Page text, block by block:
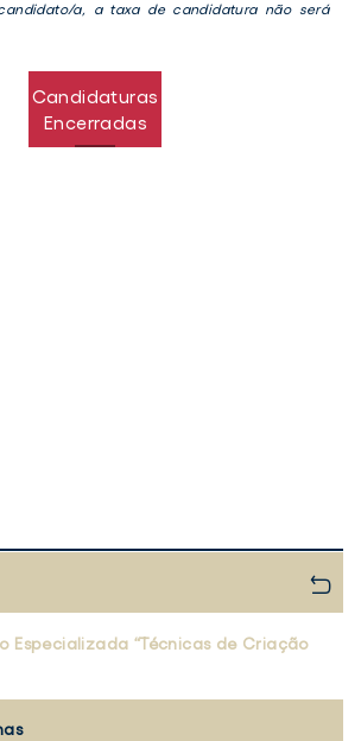
a, a taxa de candidatura não será
Candidaturas
Encerradas
Especializada “Técnicas de Criação